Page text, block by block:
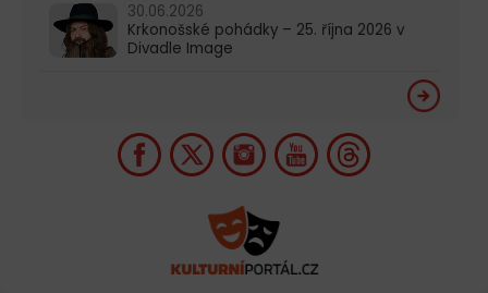
30.06.2026
Krkonošské pohádky – 25. října 2026 v
Divadle Image